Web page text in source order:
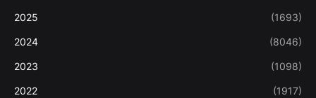
2025 (1693)
2024 (8046)
2023 (1098)
2022 (1917)